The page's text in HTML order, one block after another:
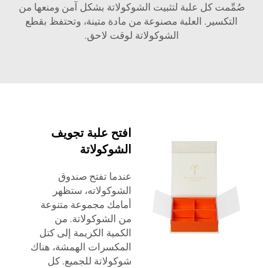
علبة لتثبيت الشوكولاتة بشكل آمن ومنعها من
العلبة مصنوعة من مادة متينة، وتحتفظ بقطع
الشوكولاتة لوقت لاحق.
افتح علبة تجويف
الشوكولاتة
عندما تفتح صندوق
الشوكولاته، ستظهر
أمامك مجموعة متنوعة
من الشوكولاتة. من
الكمية الكريمة إلى كتل
المكسرات الهمشة، هناك
شوكولاتة للجميع. كل